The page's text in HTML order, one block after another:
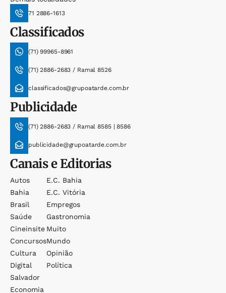
71 2886-1613
Classificados
(71) 99965-8961
(71) 2886-2683 / Ramal 8526
classificados@grupoatarde.com.br
Publicidade
(71) 2886-2683 / Ramal 8585 | 8586
publicidade@grupoatarde.com.br
Canais e Editorias
Autos
Bahia
Brasil
Saúde
Cineinsite
Concursos
Cultura
Digital
Salvador
Economia
E.c. Bahia
E.c. Vitória
Empregos
Gastronomia
Muito
Mundo
Opinião
Política